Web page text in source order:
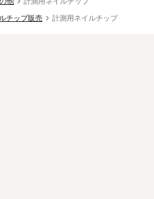
チップ販売 計測用ネイルチップ